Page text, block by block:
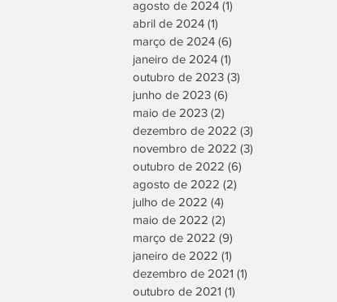
agosto de 2024 (1)
abril de 2024 (1)
março de 2024 (6)
janeiro de 2024 (1)
outubro de 2023 (3)
junho de 2023 (6)
maio de 2023 (2)
dezembro de 2022 (3)
novembro de 2022 (3)
outubro de 2022 (6)
agosto de 2022 (2)
julho de 2022 (4)
maio de 2022 (2)
março de 2022 (9)
janeiro de 2022 (1)
dezembro de 2021 (1)
outubro de 2021 (1)